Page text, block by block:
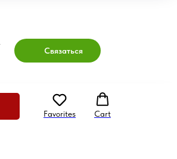
Связаться
Favorites Cart